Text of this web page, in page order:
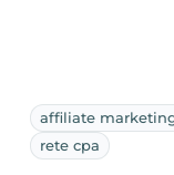
affiliate
rete cpa